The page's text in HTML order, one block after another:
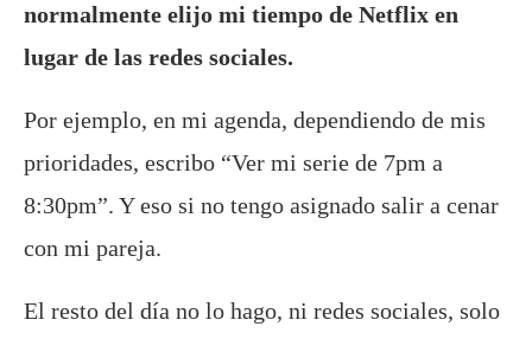
normalmente elijo mi tiempo de Netflix en
lugar de las redes sociales.
Por ejemplo, en mi agenda, dependiendo de mis
prioridades, escribo “Ver mi serie de 7pm a
8:30pm”. Y eso si no tengo asignado salir a cenar
con mi pareja.
El resto del día no lo hago, ni redes sociales, solo